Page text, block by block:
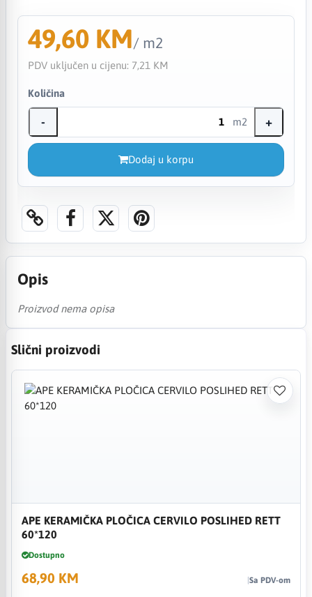
49,60 KM/ m2
PDV uključen u cijenu: 7,21 KM
Količina
- m2 +
Dodaj u korpu
Opis
Proizvod nema opisa
Slični proizvodi
APE KERAMIČKA PLOČICA CERVILO POSLIHED RETT
60*120
Dostupno
68,90 KM Sa PDV-om